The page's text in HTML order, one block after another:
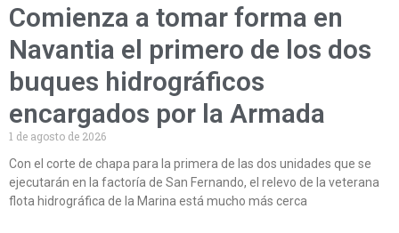
Comienza a tomar forma en
Navantia el primero de los dos
buques hidrográficos
encargados por la Armada
1 de agosto de 2026
Con el corte de chapa para la primera de las dos unidades que se
ejecutarán en la factoría de San Fernando, el relevo de la veterana
flota hidrográfica de la Marina está mucho más cerca